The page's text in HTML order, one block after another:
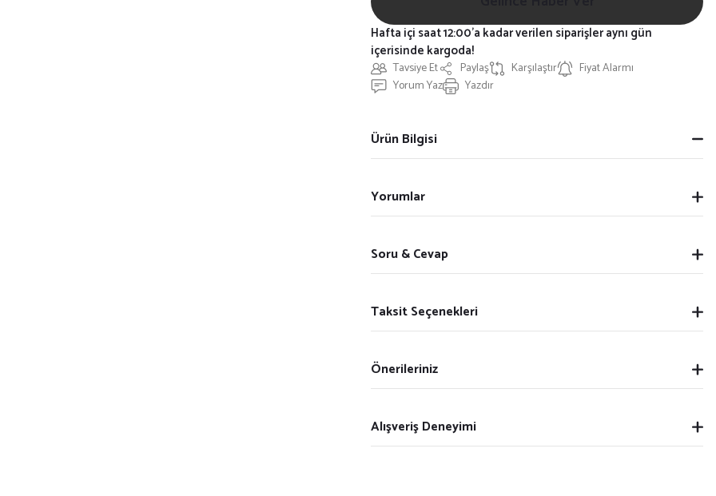
Tavsiye Et Paylaş Karşılaştır
Fiyat Alarmı
Yorum Yaz
Yazdır
Hafta içi saat 12:00'a kadar verilen siparişler aynı gün
içerisinde kargoda!
Ürün Bilgisi
Yorumlar
Soru & Cevap
Taksit Seçenekleri
Önerileriniz
Alışveriş Deneyimi